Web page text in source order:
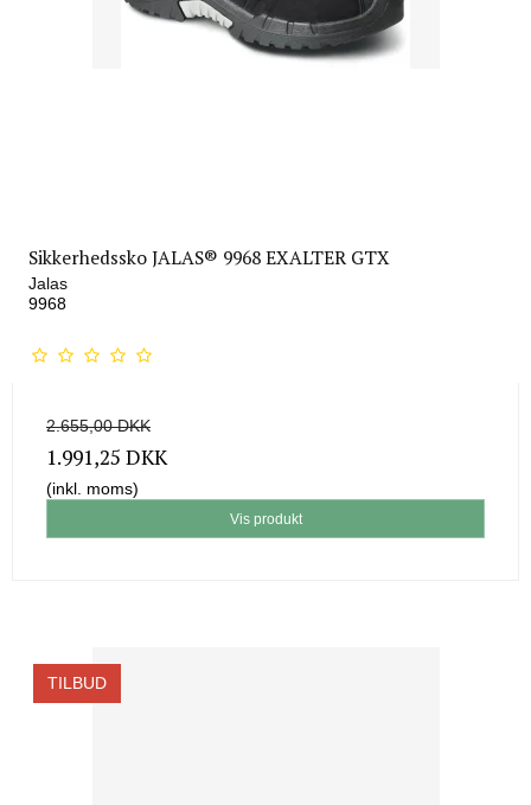
Sikkerhedssko JALAS® 9968 EXALTER GTX
Jalas
9968
2.655,00 DKK
1.991,25 DKK
(inkl. moms)
Vis produkt
TILBUD